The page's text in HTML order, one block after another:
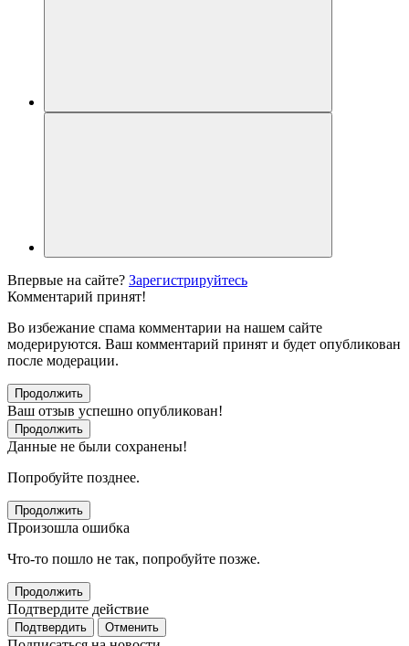
Впервые на сайте? Зарегистрируйтесь
Комментарий принят!
Во избежание спама комментарии на нашем сайте
модерируются. Ваш комментарий принят и будет опубликован
после модерации.
Продолжить
Ваш отзыв успешно опубликован!
Продолжить
Данные не были сохранены!
Попробуйте позднее.
Продолжить
Произошла ошибка
Что-то пошло не так, попробуйте позже.
Продолжить
Подтвердите действие
Подтвердить Отменить